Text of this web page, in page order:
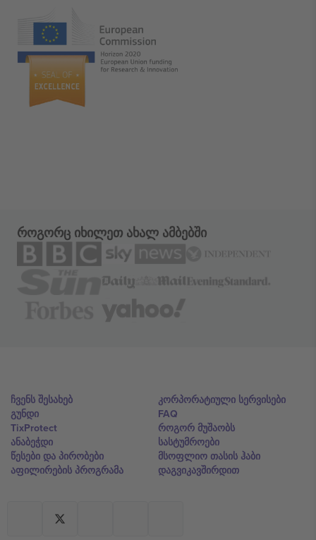
როგორც იხილეთ ახალ ამბებში
ჩვენს შესახებ
გუნდი
TixProtect
ანაბეჭდი
წესები და პირობები
აფილირების პროგრამა
კორპორატიული სერვისები
FAQ
როგორ მუშაობს
სასტუმროები
მსოფლიო თასის ჰაბი
დაგვიკავშირდით